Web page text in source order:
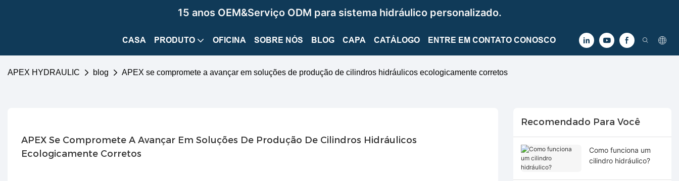
15 anos OEM&Serviço ODM para sistema hidráulico personalizado.
CASA PRODUTO OFICINA SOBRE NÓS BLOG CAPA CATÁLOGO ENTRE EM CONTATO CONOSCO
APEX HYDRAULIC blog APEX se compromete a avançar em soluções de produção de cilindros hidráulicos ecologicamente corretos
APEX Se Compromete A Avançar Em Soluções De Produção De Cilindros Hidráulicos
Ecologicamente Corretos
Recomendado Para Você
Como funciona um
cilindro hidráulico?